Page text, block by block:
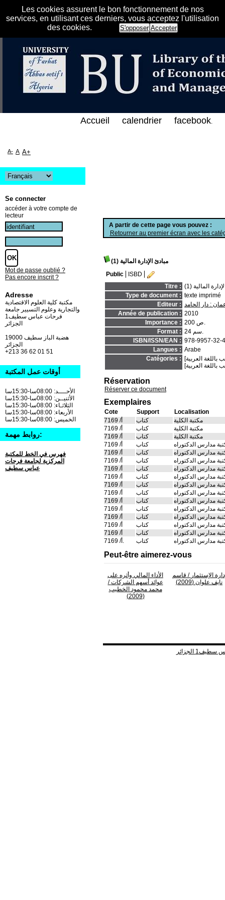
Les cookies assurent le bon fonctionnement de nos
services, en utilisant ces derniers, vous acceptez l'utilisation
des cookies.
S'opposer Accepter
الإلكتروني على الخط المباشر لمكتبة كلية العلوم
A partir de cette page vous pouvez :
Retourner au premier écran avec les
مبادئ الإدارة المالية (1)
Public
ISBD
Titre :
المالية (1)
Type de document : texte imprimé
Editeur : : دار الحامد
Année de publication : 2010
Importance :
200 ص.
Format :
24 سم.
ISBN/ISSN/EAN : 978-9957-32-
Langues : Arabe
Catégories :
Réservation
Réserver ce document
Exemplaires
Cote Support
Localisation
أ/ 7169
كتاب
مكتبة الكلية
أ/ 7169
كتاب
مكتبة الكلية
أ/ 7169
كتاب
مكتبة الكلية
أ/ 7169
كتاب
مدارس الدكتوراه
أ/ 7169
كتاب
مدارس الدكتوراه
أ/ 7169
كتاب
مدارس الدكتوراه
أ/ 7169
كتاب
مدارس الدكتوراه
أ/ 7169
كتاب
مدارس الدكتوراه
أ/ 7169
كتاب
مدارس الدكتوراه
أ/ 7169
كتاب
مدارس الدكتوراه
أ/ 7169
كتاب
مدارس الدكتوراه
أ/ 7169
كتاب
مدارس الدكتوراه
أ/ 7169
كتاب
مدارس الدكتوراه
أ/ 7169
كتاب
مدارس الدكتوراه
أ/ 7169
كتاب
مدارس الدكتوراه
أ/ 7169.
كتاب مدارس الدكتوراه
Peut-être aimerez-vous
الأداء المالي وأثره على
عوائد أسهم الشركات/
محمد محمود الخطيب
(2009)
الإستثمار / قاسم
نايف علوان (2009)
Accueil calendrier facebook.
A- A A+
Se connecter
accéder à votre compte de
lecteur
Mot de passe oublié ?
Pas encore inscrit ?
Adresse
مكتبة كلية العلوم الاقتصادية
والتجارية وعلوم التسيير جامعة
فرحات عباس سطيف1
الجزائر
19000 هضبة الباز سطيف
+213 36 62 01 51
أوقات عمل المكتبة
الأحــــد: 08:00سا-15:30سا
الأثنيــن: 08:00سا-15:30سا
الثلاثـاء: 08:00سا-15:30سا
الأربعاء: 08:00سا-15:30سا
الخميس: 08:00سا-15:30سا
روابط مهمة:
فهرس في الخط للمكتبة
المركزية لجامعة فرحات
عباس سطيف